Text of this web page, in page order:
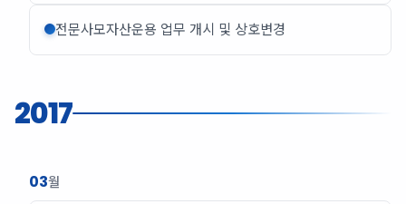
전문사모자산운용 업무 개시 및 상호변경
2017
03월